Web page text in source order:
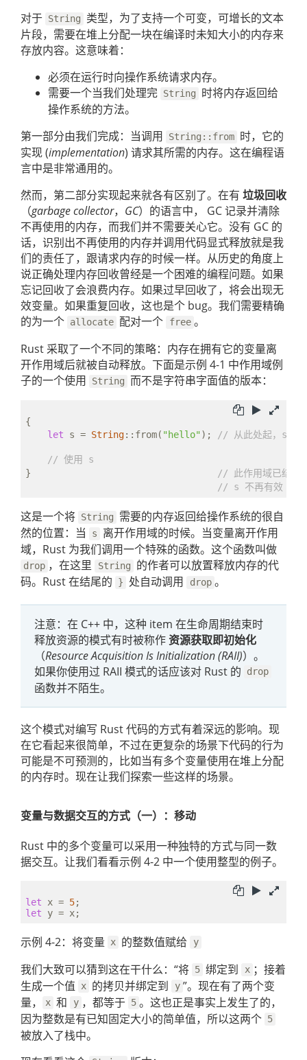
对于 String
类型，为了支持一个可变，可增长的文本
片段，需要在堆上分配一块在编译时未知大小的内存来
存放内容。这意味着：
必须在运行时向操作系统请求内存。
需要一个当我们处理完 String
时将内存返回给
操作系统的方法。
第一部分由我们完成：当调用
String::from 时，它的
实现 (implementation) 请求其所需的内存。这在编程语
言中是非常通用的。
然而，第二部分实现起来就各有区别了。在有 垃圾回收
（garbage collector， GC）的语言中， GC 记录并清除
不再使用的内存，而我们并不需要关心它。没有 GC 的
话，识别出不再使用的内存并调用代码显式释放就是我
们的责任了，跟请求内存的时候一样。从历史的角度上
说正确处理内存回收曾经是一个困难的编程问题。如果
忘记回收了会浪费内存。如果过早回收了，将会出现无
效变量。如果重复回收，这也是个 bug。我们需要精确
的为一个 allocate 配对一个 free 。
Rust 采取了一个不同的策略：内存在拥有它的变量离
开作用域后就被自动释放。下面是示例 4-1 中作用域例
子的一个使用
String 而不是字符串字面值的版本：
{
let s = String::from( "hello"); // 从此处起，s 是
// 使用 s
}
// 此作用域已结束
// s 不再有效
这是一个将 String
需要的内存返回给操作系统的很自
然的位置：当
s
离开作用域的时候。当变量离开作用
域，Rust 为我们调用一个特殊的函数。这个函数叫做
drop ，在这里 String
的作者可以放置释放内存的代
码。Rust 在结尾的
} 处自动调用 drop 。
注意：在 C++ 中，这种 item 在生命周期结束时
释放资源的模式有时被称作资源获取即初始化
（Resource Acquisition Is Initialization (RAII)）。
如果你使用过 RAII 模式的话应该对 Rust 的
drop
函数并不陌生。
这个模式对编写 Rust 代码的方式有着深远的影响。现
在它看起来很简单，不过在更复杂的场景下代码的行为
可能是不可预测的，比如当有多个变量使用在堆上分配
的内存时。现在让我们探索一些这样的场景。
变量与数据交互的方式（一）：移动
Rust 中的多个变量可以采用一种独特的方式与同一数
据交互。让我们看看示例 4-2 中一个使用整型的例子。
let x = 5
let
示例 4-2：将变量 x 的整数值赋给 y
我们大致可以猜到这在干什么：“将 5 绑定到 x ；接着
生成一个值 x 的拷贝并绑定到 y ”。现在有了两个变
量，
x 和 y ，都等于 5 。这也正是事实上发生了的，
因为整数是有已知固定大小的简单值，所以这两个 5
被放入了栈中。